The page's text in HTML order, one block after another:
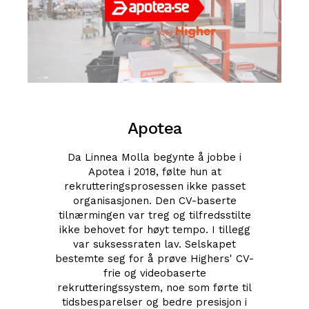
Apotea
Da Linnea Molla begynte å jobbe i
Apotea i 2018, følte hun at
rekrutteringsprosessen ikke passet
organisasjonen. Den CV-baserte
tilnærmingen var treg og tilfredsstilte
ikke behovet for høyt tempo. I tillegg
var suksessraten lav. Selskapet
bestemte seg for å prøve Highers' CV-
frie og videobaserte
rekrutteringssystem, noe som førte til
tidsbesparelser og bedre presisjon i